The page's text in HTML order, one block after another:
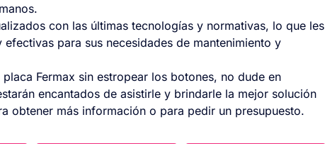
con las últimas tecnologías y normativas, lo que les
para sus necesidades de mantenimiento y
Fermax sin estropear los botones, no dude en
encantados de asistirle y brindarle la mejor solución
obtener más información o para pedir un presupuesto.